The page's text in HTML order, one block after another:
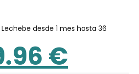
desde 1 mes hasta 36
€